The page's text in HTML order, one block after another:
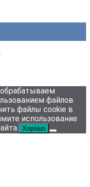
файлов
файлы cookie в
использование
Хорошо